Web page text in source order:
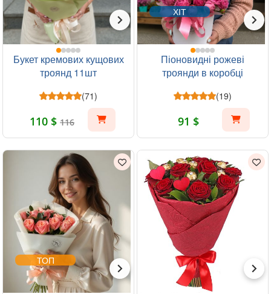
Букет кремових кущових
троянд 11шт
(71)
110 $ 116
ХІТ
Піоновидні рожеві
троянди в коробці
(19)
91 $
ТОП